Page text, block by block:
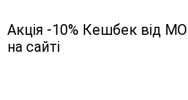
Акція -10% Кешбек від
на сайті